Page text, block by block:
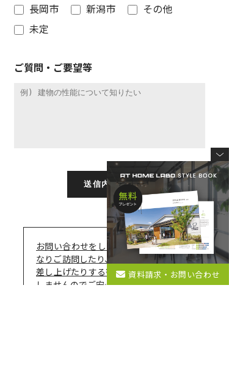
長岡市
新潟市
その他
未定
ご質問・ご要望等
お問い合わせをしたからといって、いき
なりご訪問したり、 売り込みのお電話を
差し上げたりする等の強引な営業はいた
しませんのでご安心ください。
資料請求・お問い合わせ